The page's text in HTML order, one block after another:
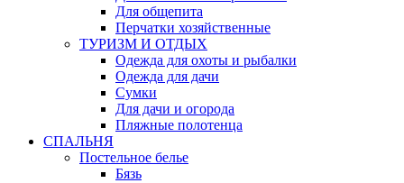
Для общепита
Перчатки хозяйственные
ТУРИЗМ И ОТДЫХ
Одежда для охоты и рыбалки
Одежда для дачи
Сумки
Для дачи и огорода
Пляжные полотенца
СПАЛЬНЯ
Постельное белье
Бязь